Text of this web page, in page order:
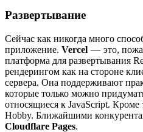
Развертывание
Сейчас как никогда много
приложение. Vercel — это,
платформа для развертывания
рендерингом как на стороне
сервера. Она поддерживают
которые только можно
относящиеся к JavaScript.
Hobby. Ближайшими
Cloudflare Pages.